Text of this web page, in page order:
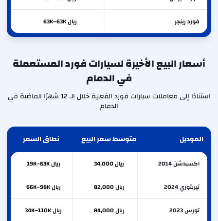
فورد رينجر ريال 63K–63K
أسعار البيع الأخيرة لسيارات فورد المستعملة
في الدمام
استنادًا إلى معاملات سيارات فورد الفعلية خلال الـ 12 شهرًا الماضية في
الدمام
الموديل متوسط سعر البيع نطاق السعر
اكسبدشن 2014 ريال 34,000 ريال 19K–63K
تيريتوري 2024 ريال 82,000 ريال 66K–98K
تورس 2023 ريال 84,000 ريال 34K–110K